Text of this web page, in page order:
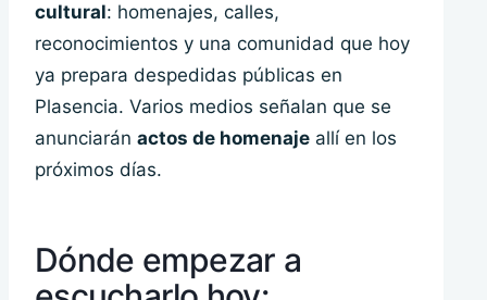
cultural: homenajes, calles,
reconocimientos y una comunidad que hoy
ya prepara despedidas públicas en
Plasencia. Varios medios señalan que se
anunciarán actos de homenaje allí en los
próximos días.
Dónde empezar a